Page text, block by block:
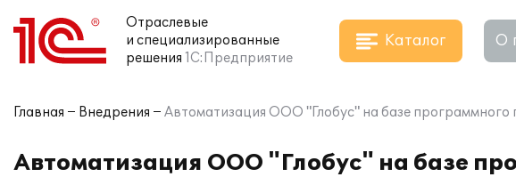
Отраслевые
и специализированные
решения 1С:Предприятие
Каталог О
Главная Внедрения Автоматизация ООО "Глобус" на базе программного
Автоматизация ООО "Глобус" на базе